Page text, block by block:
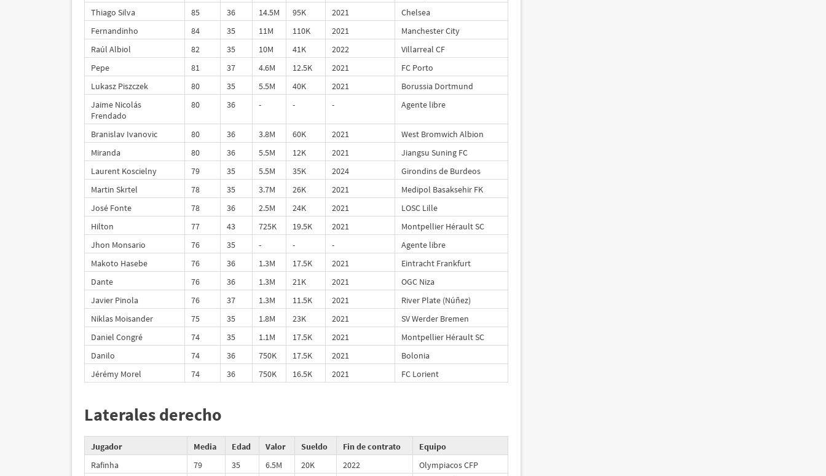
Thiago Silva
85 36 14.5M 95K 2021
Chelsea
Fernandinho
84 35 11M 110K 2021
Manchester City
Raúl Albiol
82 35 10M 41K 2022
Villarreal CF
Pepe
81 37 4.6M 12.5K 2021
FC Porto
Lukasz Piszczek
80 35 5.5M 40K 2021
Borussia Dortmund
Jaime Nicolás
Frendado
80 36 - - - Agente libre
Branislav Ivanovic 80 36 3.8M 60K 2021
West Bromwich Albion
Miranda
80 36 5.5M 12K 2021
Jiangsu Suning FC
Laurent Koscielny
79 35 5.5M 35K 2024
Girondins de Burdeos
Martin Skrtel
78 35 3.7M 26K 2021
Medipol Basaksehir FK
José Fonte
78 36 2.5M 24K 2021
LOSC Lille
Hilton
77 43 725K 19.5K 2021
Montpellier Hérault SC
Jhon Monsario
76 35 - - -
Agente libre
Makoto Hasebe
76 36 1.3M 17.5K 2021
Eintracht Frankfurt
Dante
76 36 1.3M 21K 2021
OGC Niza
Javier Pinola
76 37 1.3M 11.5K 2021
River Plate (Núñez)
Niklas Moisander
75 35 1.8M 23K 2021
SV Werder Bremen
Daniel Congré
74 35 1.1M 17.5K 2021
Montpellier Hérault SC
Danilo
74 36 750K 17.5K 2021
Bolonia
Jérémy Morel
74 36 750K 16.5K 2021 FC Lorient
Laterales derecho
Jugador Media Edad Valor Sueldo Fin de contrato
Equipo
Rafinha
79 35 6.5M 20K 2022
Olympiacos CFP